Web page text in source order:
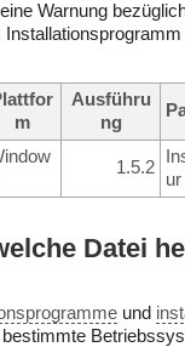
Warnung
m
Ausführu
ng
1.5.2
ur
Datei
und